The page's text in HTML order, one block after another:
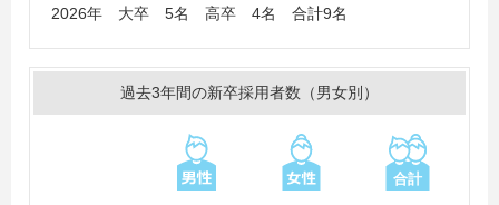
2026年 大卒 5名 高卒 4名 合計9名
過去3年間の新卒採用者数（男女別）